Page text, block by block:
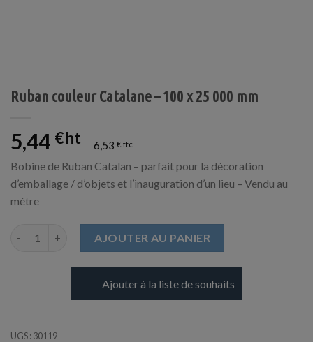
Ruban couleur Catalane – 100 x 25 000 mm
5,44 € 6,53 €
Bobine de Ruban Catalan – parfait pour la décoration
d’emballage / d’objets et l’inauguration d’un lieu – Vendu au
mètre
AJOUTER AU PANIER
Ajouter à la liste de souhaits
UGS : 30119